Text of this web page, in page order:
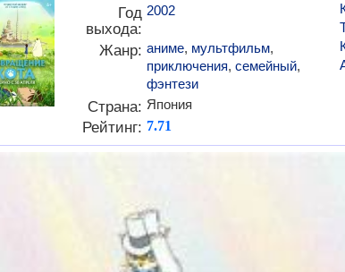
Год
выхода:
2002
Жанр: аниме, мультфильм,
приключения, семейный,
фэнтези
Страна: Япония
Рейтинг: 7.71